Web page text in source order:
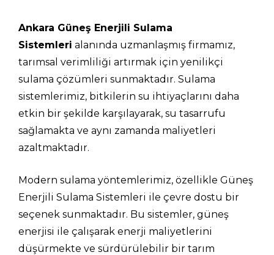
Ankara Güneş Enerjili Sulama
Sistemleri alanında uzmanlaşmış firmamız,
tarımsal verimliliği artırmak için yenilikçi
sulama çözümleri sunmaktadır. Sulama
sistemlerimiz, bitkilerin su ihtiyaçlarını daha
etkin bir şekilde karşılayarak, su tasarrufu
sağlamakta ve aynı zamanda maliyetleri
azaltmaktadır.
Modern sulama yöntemlerimiz, özellikle Güneş
Enerjili Sulama Sistemleri ile çevre dostu bir
seçenek sunmaktadır. Bu sistemler, güneş
enerjisi ile çalışarak enerji maliyetlerini
düşürmekte ve sürdürülebilir bir tarım